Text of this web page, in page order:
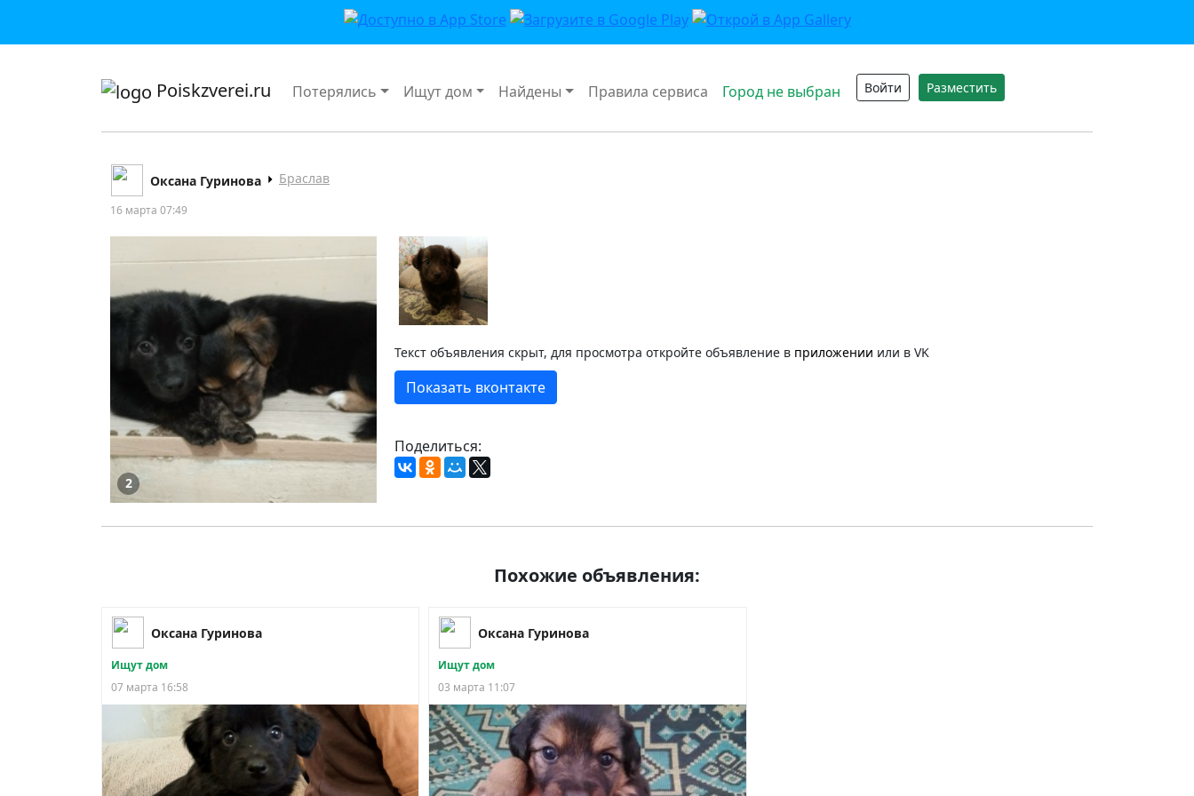
Poiskzverei.ru Потерялись Ищут дом Найдены Правила сервиса Город не выбран Войти Разместить
Оксана Гуринова Браслав
16 марта 07:49
2
Текст объявления скрыт, для просмотра откройте объявление в приложении или в VK
Показать вконтакте
Поделиться:
Похожие объявления:
Оксана Гуринова
Ищут дом
07 марта 16:58
Оксана Гуринова
Ищут дом
03 марта 11:07